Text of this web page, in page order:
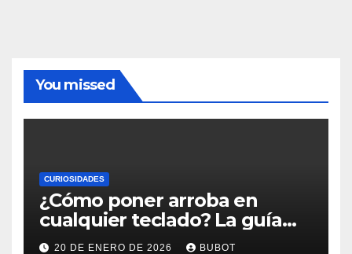
You missed
CURIOSIDADES
¿Cómo poner arroba en
cualquier teclado? La guía
rápida que todos necesitan
20 DE ENERO DE 2026 BUBOT